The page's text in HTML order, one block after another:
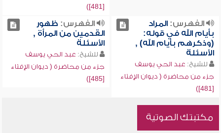
[481])
الفهرس:المراد
بأيام الله في قوله:
(وذكرهم بأيام الله) ,
الأسئلة
للشيخ: عبد الحي يوسف
جزء من محاضرة ( ديوان الإفتاء
[481])
الفهرس: ظهور
القدمين من المرأة ,
الأسئلة
للشيخ: عبد الحي يوسف
جزء من محاضرة ( ديوان الإفتاء
[485])
مكتبتك الصوتية